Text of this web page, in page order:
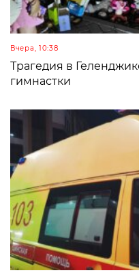
Вчера, 10:38
Трагедия в
гимнастки